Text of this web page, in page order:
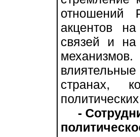
отношений
акцентов
связей и на
странах,
-